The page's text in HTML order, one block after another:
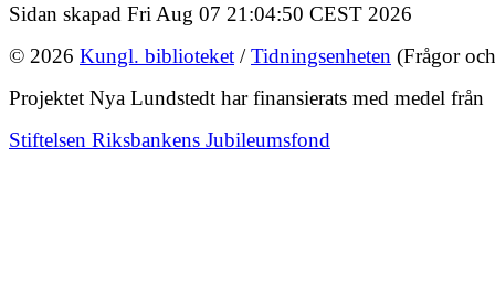
Sidan skapad Fri Aug 07 21:04:50 CEST 2026
© 2026 Kungl. biblioteket /Tidningsenheten (Frågor
Projektet Nya Lundstedt har finansierats med medel från
Stiftelsen Riksbankens Jubileumsfond